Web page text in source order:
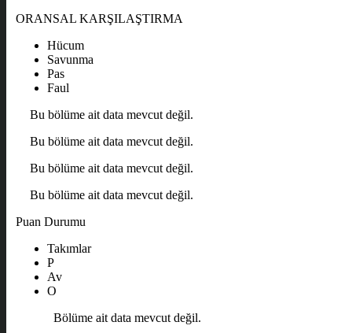
ORANSAL KARŞILAŞTIRMA
Hücum
Savunma
Pas
Faul
Bu bölüme ait data mevcut değil.
Bu bölüme ait data mevcut değil.
Bu bölüme ait data mevcut değil.
Bu bölüme ait data mevcut değil.
Puan Durumu
Takımlar
P
Av
O
Bölüme ait data mevcut değil.